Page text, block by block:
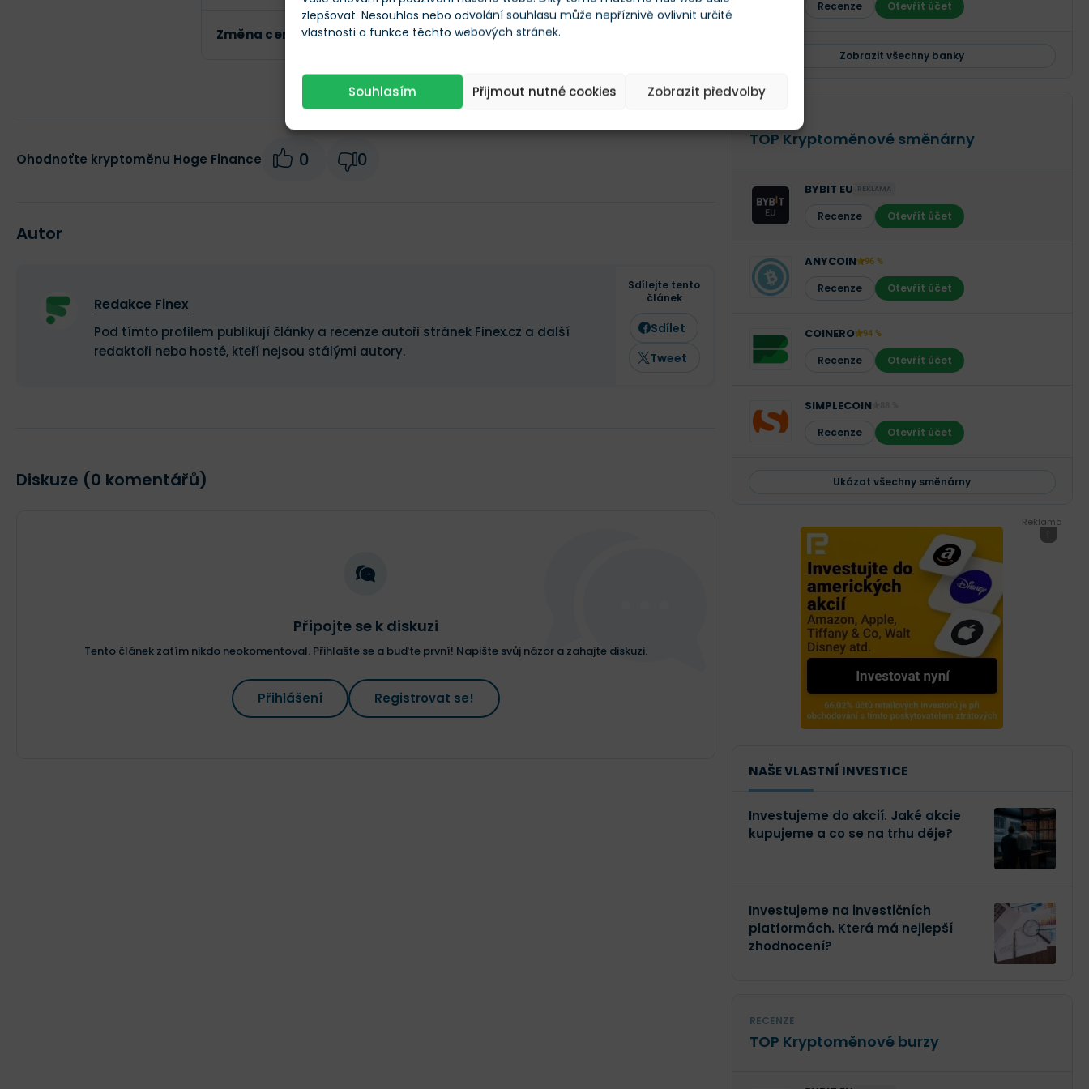
zlepšovat. Nesouhlas nebo odvolání souhlasu může nepříznivě ovlivnit určité
vlastnosti a funkce těchto webových stránek.
Souhlasím Přijmout nutné cookies Zobrazit předvolby
Změna ceny za 24h +3,09 %
Ohodnoťte kryptoměnu Hoge Finance 0 0
Autor
Redakce Finex
Pod tímto profilem publikují články a recenze autoři stránek Finex.cz a další
redaktoři nebo hosté, kteří nejsou stálými autory.
Sdílejte tento
článek
Sdílet
Tweet
Diskuze (0 komentářů)
Připojte se k diskuzi
Tento článek zatím nikdo neokomentoval. Přihlašte se a buďte první! Napište svůj názor a zahajte diskuzi.
Přihlášení Registrovat se!
Recenze Otevřít účet
Zobrazit všechny banky
TOP Kryptoměnové směnárny
BYBIT EU REKLAMA
Recenze Otevřít účet
ANYCOIN 96 %
Recenze Otevřít účet
COINERO 94 %
Recenze Otevřít účet
SIMPLECOIN
Recenze Otevřít účet
Ukázat všechny směnárny
Reklama
i
NAŠE VLASTNÍ INVESTICE
Investujeme do akcií. Jaké akcie
kupujeme a co se na trhu děje?
Investujeme na investičních
platformách. Která má nejlepší
zhodnocení?
RECENZE
TOP Kryptoměnové burzy